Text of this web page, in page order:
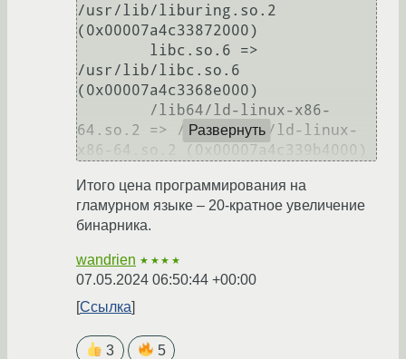
/usr/lib/liburing.so.2
(0x00007a4c33872000)
/usr/lib/libc.so.6
(0x00007a4c3368e000)
64.so.2 => /usr/lib64/ld-linux-
Развернуть
Итого цена программирования на
гламурном языке – 20-кратное увеличение
бинарника.
wandrien ★★★★
07.05.2024 06:50:44 +00:00
Ссылка
3 5